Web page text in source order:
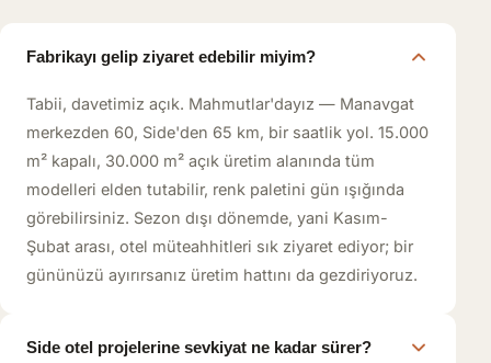
Fabrikayı gelip ziyaret edebilir miyim?
Tabii, davetimiz açık. Mahmutlar'dayız — Manavgat
merkezden 60, Side'den 65 km, bir saatlik yol. 15.000
m² kapalı, 30.000 m² açık üretim alanında tüm
modelleri elden tutabilir, renk paletini gün ışığında
görebilirsiniz. Sezon dışı dönemde, yani Kasım-
Şubat arası, otel müteahhitleri sık ziyaret ediyor; bir
gününüzü ayırırsanız üretim hattını da gezdiriyoruz.
Side otel projelerine sevkiyat ne kadar sürer?